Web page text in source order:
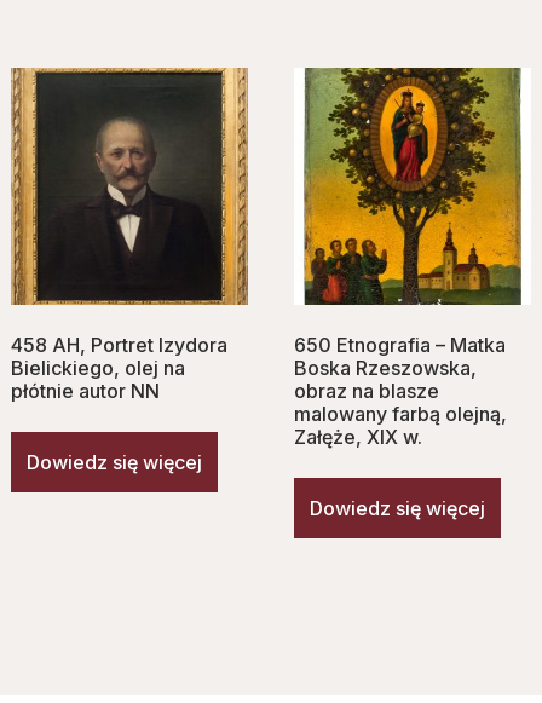
458 AH, Portret Izydora
Bielickiego, olej na
płótnie autor NN
Dowiedz się więcej
650 Etnografia – Matka
Boska Rzeszowska,
obraz na blasze
malowany farbą olejną,
Załęże, XIX w.
Dowiedz się więcej